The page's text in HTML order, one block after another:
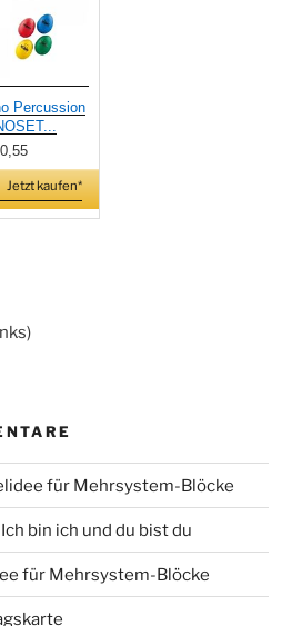
Percussion
Jetzt kaufen*
für Mehrsystem-Blöcke
Ich bin ich und du bist du
für Mehrsystem-Blöcke